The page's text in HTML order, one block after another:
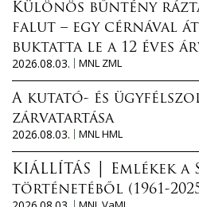
Különös bűntény
falut – egy cérnával
buktatta le a 12 éves
2026.08.03.
MNL ZML
A kutató- és
zárvatartása
2026.08.03.
MNL HML
KIÁLLÍTÁS │ Emlékek
történetéből (1961-